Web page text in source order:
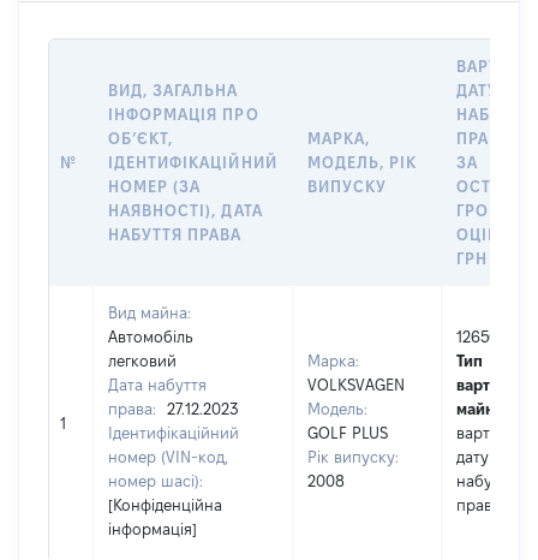
№
ВИД, ЗАГАЛЬНА
ІНФОРМАЦІЯ ПРО
ОБʼЄКТ,
ІДЕНТИФІКАЦІЙНИЙ
НОМЕР (ЗА
НАЯВНОСТІ), ДАТА
НАБУТТЯ ПРАВА
МАРКА,
МОДЕЛЬ, РІК
ВИПУСКУ
ДАТУ
НАБУТТЯ
ПРАВА
ЗА
ГРН
1
Вид майна:
Автомобіль
легковий
Дата набуття
права:
27.12.2023
Ідентифікаційний
номер (VIN-код,
номер шасі):
[Конфіденційна
інформація]
Марка:
VOLKSVAGEN
Модель:
GOLF PLUS
Рік випуску:
2008
126500
Тип
вартості
майна:
вартість
дату
набуття
права